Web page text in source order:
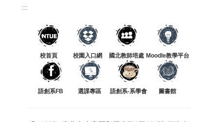
:::
校首頁 校園入口網 國北教師培處 Moodle教學平台
語創系FB 選課專區 語創系-系學會 圖書館